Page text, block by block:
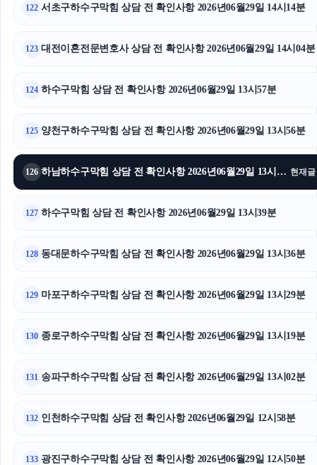
122 서초구하수구막힘 상담 전 확인사항 2026년06월29일 14시14분
123 대전이혼전문변호사 상담 전 확인사항 2026년06월29일 14시04분
124 하수구막힘 상담 전 확인사항 2026년06월29일 13시57분
125 양천구하수구막힘 상담 전 확인사항 2026년06월29일 13시56분
126 하남하수구막힘 상담 전 확인사항 2026년06월29일 13시47분 현재글
127 하수구막힘 상담 전 확인사항 2026년06월29일 13시39분
128 동대문하수구막힘 상담 전 확인사항 2026년06월29일 13시36분
129 마포구하수구막힘 상담 전 확인사항 2026년06월29일 13시29분
130 종로구하수구막힘 상담 전 확인사항 2026년06월29일 13시19분
131 송파구하수구막힘 상담 전 확인사항 2026년06월29일 13시02분
132 인천하수구막힘 상담 전 확인사항 2026년06월29일 12시58분
133 광진구하수구막힘 상담 전 확인사항 2026년06월29일 12시50분